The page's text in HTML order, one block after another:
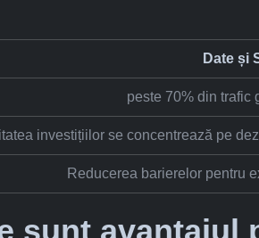
Date și
peste 70% din trafic
investițiilor se concentrează pe
Reducerea barierelor pentru
sunt avantajul